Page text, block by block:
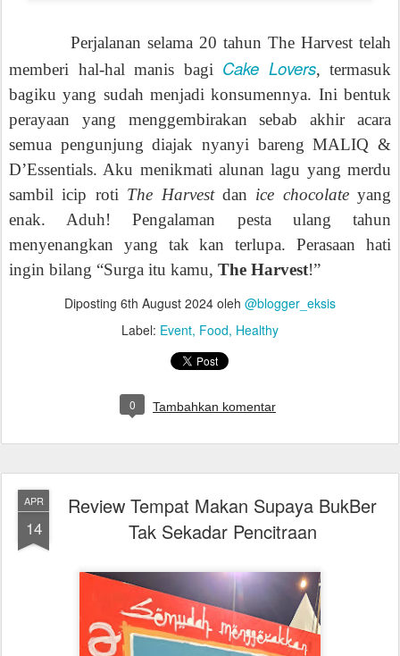
Perjalanan selama 20 tahun The Harvest telah
memberi hal-hal manis bagi Cake Lovers, termasuk
bagiku yang sudah menjadi konsumennya. Ini bentuk
perayaan yang menggembirakan sebab akhir acara
semua pengunjung diajak nyanyi bareng MALIQ &
D’Essentials. Aku menikmati alunan lagu yang merdu
sambil icip roti The Harvestdan ice chocolateyang
enak. Aduh! Pengalaman pesta ulang tahun
menyenangkan yang tak kan terlupa. Perasaan hati
ingin bilang “Surga itu kamu, The Harvest!”
Diposting 6th August 2024 oleh @blogger_eksis
Label: Event Food Healthy
0 Tambahkan komentar
APR
14
Review Tempat Makan Supaya BukBer
Tak Sekadar Pencitraan